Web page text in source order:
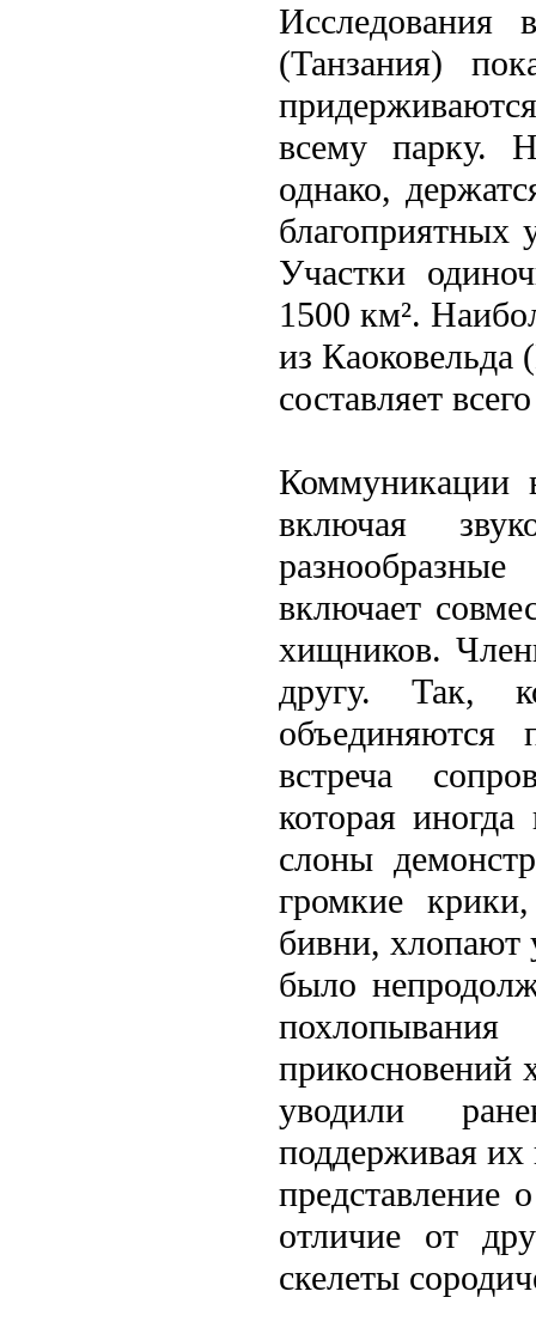
Исслeдования
(Танзания)
всему парку.
однако,
благоприятных
Участки
1500 км².
из Каоковельда
составляет
Коммуникации
включая
включает
хищников.
другу. Так,
объединяются
встреча
которая
слоны
громкие
бивни, хлопают
было
прикосновений
уводили
поддерживая
отличие от
скелeты